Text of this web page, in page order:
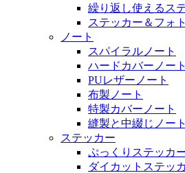
繰り返し使えるス
ステッカー＆フォ
ノート
スパイラルノート
ハードカバーノート
PUレザーノート
布製ノート
特製カバーノート
縫製と中綴じノート
ステッカー
ぷっくりステッカ
ダイカットステッ